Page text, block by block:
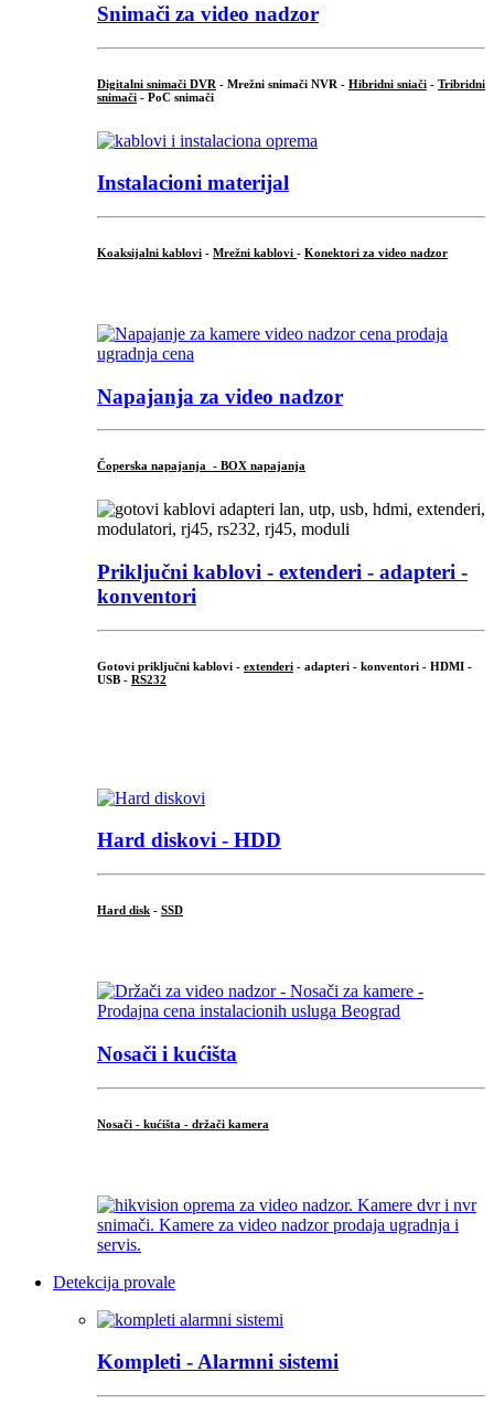
Snimači za video nadzor
Digitalni snimači DVR - Mrežni snimači NVR - Hibridni sniači - Tribridni
snimači - PoC snimači
Instalacioni materijal
Koaksijalni kablovi - Mrežni kablovi - Konektori za video nadzor
Napajanja za video nadzor
Čoperska napajanja - BOX napajanja
Priključni kablovi - extenderi - adapteri -
konventori
Gotovi priključni kablovi - extenderi - adapteri - konventori - HDMI -
USB - RS232
Hard diskovi - HDD
Hard disk - SSD
Nosači i kućišta
Nosači - kućišta - držači kamera
Detekcija provale
Kompleti - Alarmni sistemi